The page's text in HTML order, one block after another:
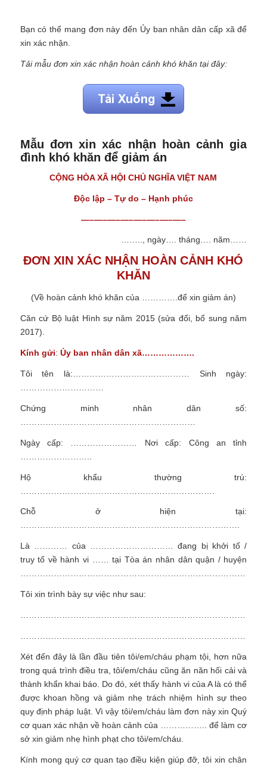
Bạn có thể mang đơn này đến Ủy ban nhân dân cấp xã để
xin xác nhận.
Tải mẫu đơn xin xác nhận hoàn cảnh khó khăn tại đây:
Mẫu đơn xin xác nhận hoàn cảnh gia
đình khó khăn để giảm án
CỘNG HÒA XÃ HỘI CHỦ NGHĨA VIỆT NAM
Độc lập – Tự do – Hạnh phúc
—–—–—–—–—–—–—–—–
…….., ngày…. tháng…. năm……
ĐƠN XIN XÁC NHẬN HOÀN CẢNH KHÓ
KHĂN
(Về hoàn cảnh khó khăn của ………….để xin giảm án)
Căn cứ Bộ luật Hình sự năm 2015 (sửa đổi, bổ sung năm
2017).
Kính gửi: Ủy ban nhân dân xã……………….
Tôi tên là:…………………………………… Sinh ngày:
Chứng minh nhân dân số:
Ngày cấp: …………………… Nơi cấp: Công an tỉnh
Hộ khẩu thường trú:
Chỗ ở hiện tại:
…………………………………………………………………….
Là ………… của ………………………… đang bị khởi tố /
truy tố về hành vi …… tại Tòa án nhân dân quận / huyện
………………………………………………………………………
Tôi xin trình bày sự việc như sau:
Xét đến đây là lần đầu tiên tôi/em/cháu phạm tội, hơn nữa
trong quá trình điều tra, tôi/em/cháu cũng ăn năn hối cải và
thành khẩn khai báo. Do đó, xét thấy hành vi của A là có thể
được khoan hồng và giảm nhẹ trách nhiệm hình sự theo
quy định pháp luật. Vì vậy tôi/em/cháu làm đơn này xin Quý
cơ quan xác nhận về hoàn cảnh của …………….. để làm cơ
sở xin giảm nhẹ hình phạt cho tôi/em/cháu.
Kính mong quý cơ quan tạo điều kiện giúp đỡ, tôi xin chân